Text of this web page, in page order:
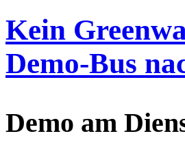
Kein
Demo-Bus
Demo am